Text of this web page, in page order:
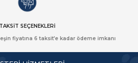
TAKSİT SEÇENEKLERİ
fiyatına 6 taksit’e kadar ödeme imkanı